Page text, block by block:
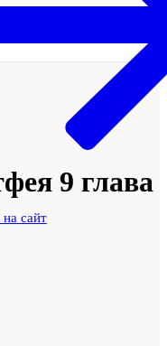
сайт
9 глава